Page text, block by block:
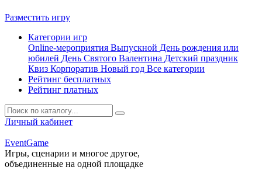
Разместить игру
Категории игр
Online-мероприятия Выпускной День рождения или
юбилей День Святого Валентина Детский праздник
Квиз Корпоратив Новый год Все категории
Рейтинг бесплатных
Рейтинг платных
Личный кабинет
EventGame
Игры, сценарии и многое другое,
объединенные на одной площадке